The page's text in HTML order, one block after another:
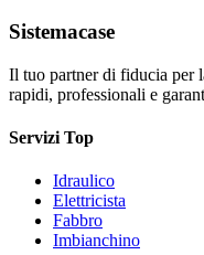
Sistemacase
Il tuo partner di fiducia per
rapidi, professionali e
Servizi Top
Idraulico
Elettricista
Fabbro
Imbianchino